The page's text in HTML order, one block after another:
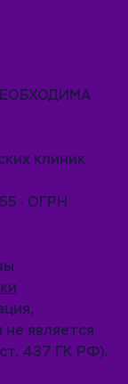
клиник
· ОГРН
является
437 ГК РФ).